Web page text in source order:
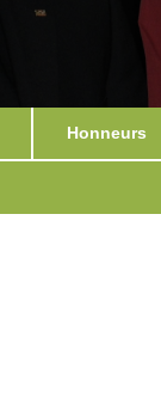
Honneurs